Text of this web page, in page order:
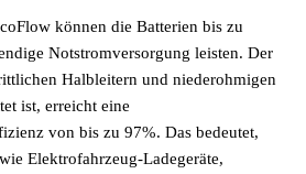
können die Batterien bis zu
Notstromversorgung leisten. Der
Halbleitern und niederohmigen
ist, erreicht eine
von bis zu 97%. Das bedeutet,
Elektrofahrzeug-Ladegeräte,